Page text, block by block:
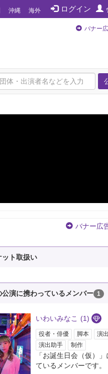
ログイン
沖縄 海外
バナー
バナー広
ット取扱い
公演に携わっているメンバー 1
いわいみなこ (1)
役者・俳優 脚本
演出
演出助手
制作
「お誕生日会（仮）
ているメンバーです。